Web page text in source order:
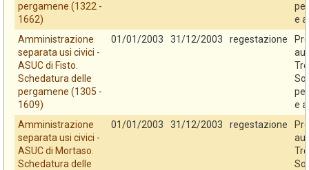
pergamene (1322 -
1662)
e
Amministrazione
separata usi civici -
ASUC di Fisto.
Schedatura delle
pergamene (1305 -
1609)
01/01/2003 31/12/2003 regestazione
e
Amministrazione
separata usi civici -
ASUC di Mortaso.
Schedatura delle
01/01/2003 31/12/2003 regestazione